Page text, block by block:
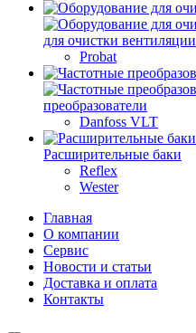
для очистки вентиляции
Probat
преобразователи
Danfoss VLT
Расширительные баки
Reflex
Wester
Главная
О компании
Сервис
Новости и статьи
Доставка и оплата
Контакты